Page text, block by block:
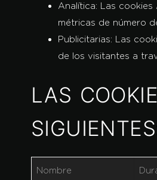
Analítica: Las
métricas de número
Publicitarias: Las
de los visitantes a
LAS
Nombre